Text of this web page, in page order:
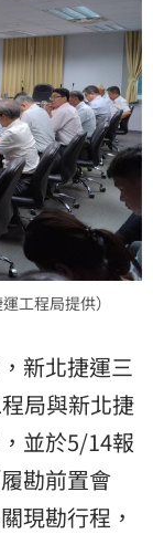
工程局提供）
新北捷運三
局與新北捷
並於5/14報
勘前置會
現勘行程，